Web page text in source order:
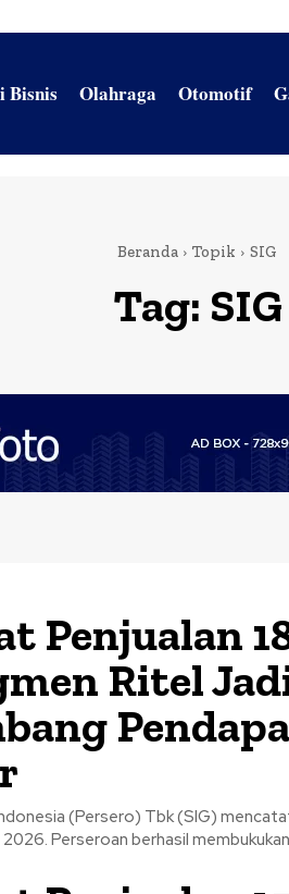
Bisnis Olahraga Otomotif
Beranda Topik SIG
Tag: SIG
Penjualan
Ritel
(Persero) Tbk (SIG)
Perseroan berhasil